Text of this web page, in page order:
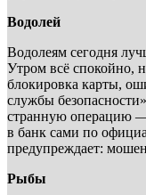
Водолей
Водолеям сегодня
Утром всё спокойно,
блокировка карты,
службы
странную операцию —
в банк сами по
предупреждает:
Рыбы